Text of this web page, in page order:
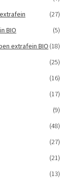
(27)
BIO
(5)
extrafein BIO (18)
(25)
(16)
(17)
(9)
(48)
(27)
(21)
(13)